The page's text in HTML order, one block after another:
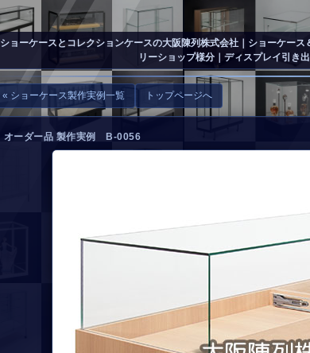
ショーケースとコレクションケースの大阪陳列株式会社 ｜ショーケー
リーショップ様分｜ディスプレイ引き
« ショーケース製作実例一覧 トップページへ
オーダー品 製作実例 B-0056